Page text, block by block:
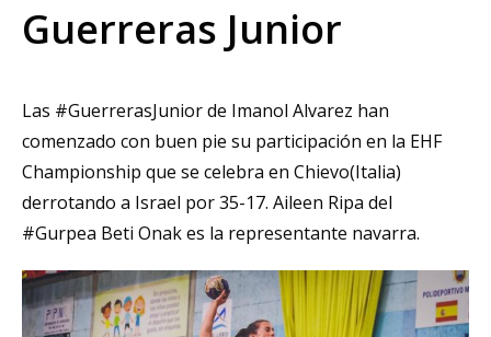
Guerreras Junior
Las #GuerrerasJunior de Imanol Alvarez han
comenzado con buen pie su participación en la EHF
Championship que se celebra en Chievo(Italia)
derrotando a Israel por 35-17. Aileen Ripa del
#Gurpea Beti Onak es la representante navarra.